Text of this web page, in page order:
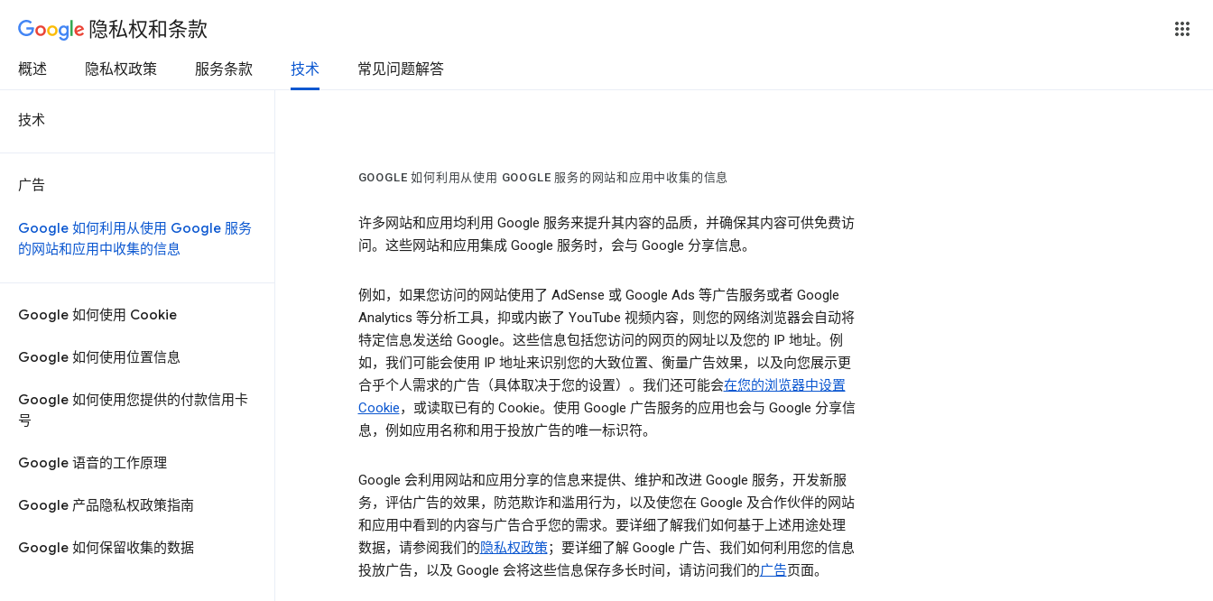
隐私权和条款
概述 隐私权政策 服务条款 技术 常见问题解答
技术
广告
Google 如何利用从使用 Google 服务
的网站和应用中收集的信息
Google 如何使用 Cookie
Google 如何使用位置信息
Google 如何使用您提供的付款信用卡
号
Google 语音的工作原理
Google 产品隐私权政策指南
Google 如何保留收集的数据
GOOGLE 如何利用从使用 GOOGLE 服务的网站和应用中收集的信息
许多网站和应用均利用 Google 服务来提升其内容的品质，并确保其内容可供免费访
问。这些网站和应用集成 Google 服务时，会与 Google 分享信息。
例如，如果您访问的网站使用了 AdSense 或 Google Ads 等广告服务或者 Google
Analytics 等分析工具，抑或内嵌了 YouTube 视频内容，则您的网络浏览器会自动将
特定信息发送给 Google。这些信息包括您访问的网页的网址以及您的 IP 地址。例
如，我们可能会使用 IP 地址来识别您的大致位置、衡量广告效果，以及向您展示更
合乎个人需求的广告（具体取决于您的设置）。我们还可能会在您的浏览器中设置
Cookie，或读取已有的 Cookie。使用 Google 广告服务的应用也会与 Google 分享信
息，例如应用名称和用于投放广告的唯一标识符。
Google 会利用网站和应用分享的信息来提供、维护和改进 Google 服务，开发新服
务，评估广告的效果，防范欺诈和滥用行为，以及使您在 Google 及合作伙伴的网站
和应用中看到的内容与广告合乎您的需求。要详细了解我们如何基于上述用途处理
数据，请参阅我们的隐私权政策；要详细了解 Google 广告、我们如何利用您的信息
投放广告，以及 Google 会将这些信息保存多长时间，请访问我们的广告页面。